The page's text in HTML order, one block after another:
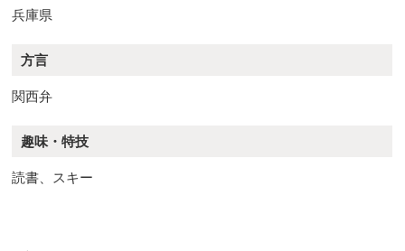
兵庫県
方言
関西弁
趣味・特技
読書、スキー